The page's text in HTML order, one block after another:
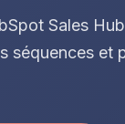
Sales
séquences et